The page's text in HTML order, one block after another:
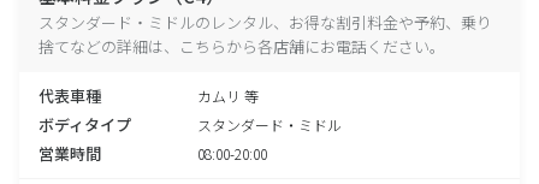
スタンダード・ミドルのレンタル、お得な割引料金や予約、乗り
捨てなどの詳細は、こちらから各店舗にお電話ください。
代表車種 カムリ 等
ボディタイプ スタンダード・ミドル
営業時間 08:00-20:00